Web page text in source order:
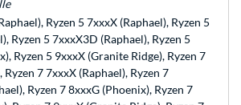
Ryzen 5 7xxxX (Raphael), Ryzen 5
Ryzen 5 7xxxX3D (Raphael), Ryzen 5
Ryzen 5 9xxxX (Granite Ridge), Ryzen 7
Ryzen 7 7xxxX (Raphael), Ryzen 7
Ryzen 7 8xxxG (Phoenix), Ryzen 7